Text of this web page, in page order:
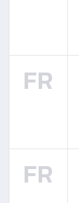
FR
FR